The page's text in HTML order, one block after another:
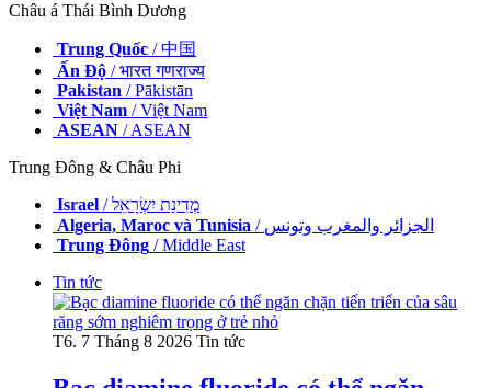
Châu á Thái Bình Dương
Trung Quốc / 中国
Ấn Độ / भारत गणराज्य
Pakistan / Pākistān
Việt Nam / Việt Nam
ASEAN / ASEAN
Trung Đông & Châu Phi
Israel
/ מְדִינַת יִשְׂרָאֵל
Algeria, Maroc và Tunisia
/ الجزائر والمغرب وتونس
Trung Đông / Middle East
Tin tức
T6. 7 Tháng 8 2026 Tin tức